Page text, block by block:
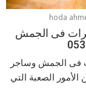
فى الجمش
فى الجمش وساجر
الصعبة التي